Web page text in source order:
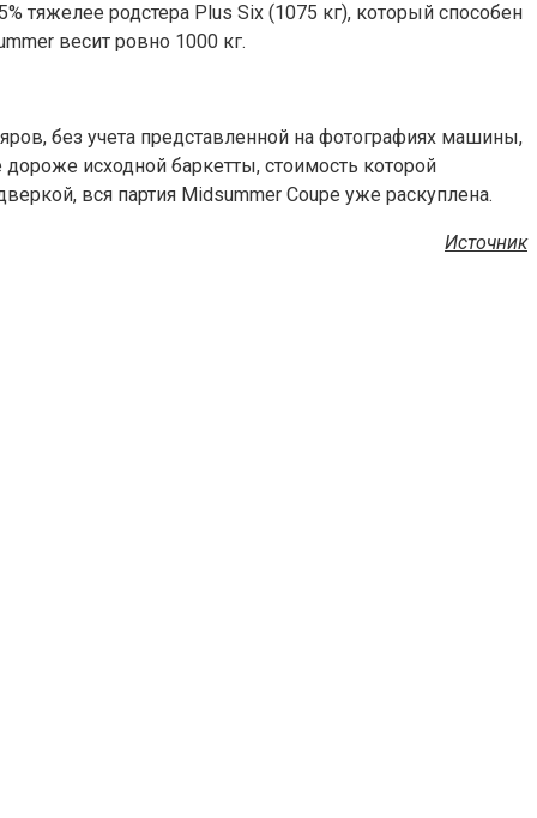
тяжелее родстера Plus Six (1075 кг), который способен
весит ровно 1000 кг.
без учета представленной на фотографиях машины,
исходной баркетты, стоимость которой
вся партия Midsummer Coupe уже раскуплена.
Источник